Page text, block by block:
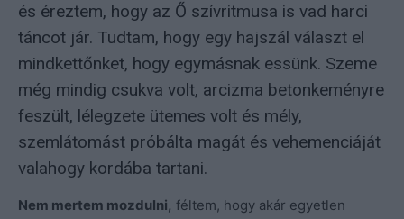
és éreztem, hogy az Ő szívritmusa is vad harci
táncot jár. Tudtam, hogy egy hajszál választ el
mindkettőnket, hogy egymásnak essünk. Szeme
még mindig csukva volt, arcizma betonkeményre
feszült, lélegzete ütemes volt és mély,
szemlátomást próbálta magát és vehemenciáját
valahogy kordába tartani.
Nem mertem mozdulni, féltem, hogy akár egyetlen